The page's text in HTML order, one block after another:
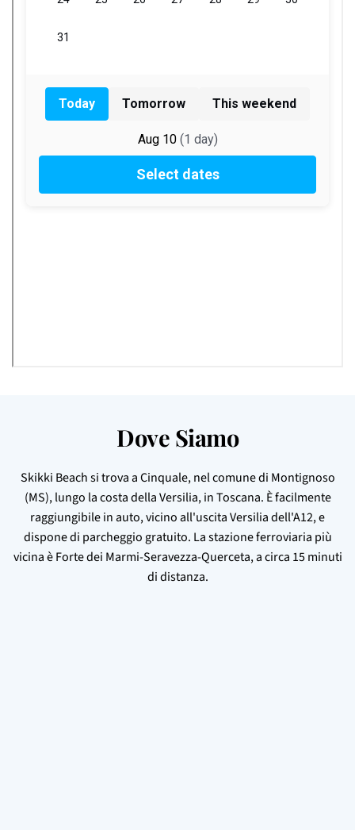
Dove Siamo
Skikki Beach si trova a Cinquale, nel comune di Montignoso
(MS), lungo la costa della Versilia, in Toscana. È facilmente
raggiungibile in auto, vicino all'uscita Versilia dell'A12, e
dispone di parcheggio gratuito. La stazione ferroviaria più
vicina è Forte dei Marmi-Seravezza-Querceta, a circa 15 minuti
di distanza.